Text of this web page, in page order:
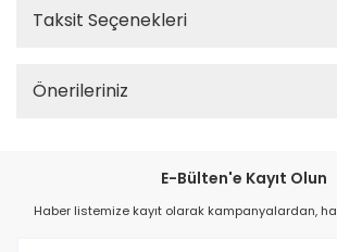
Taksit Seçenekleri
Önerileriniz
E-Bülten'e Kayıt Olun
Haber listemize kayıt olarak kampanyalardan,